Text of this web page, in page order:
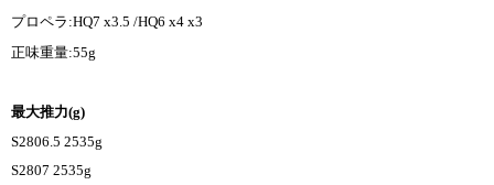
プロペラ:HQ7 x3.5 /HQ6 x4 x3
正味重量:55g
最大推力(g)
S2806.5 2535g
S2807 2535g